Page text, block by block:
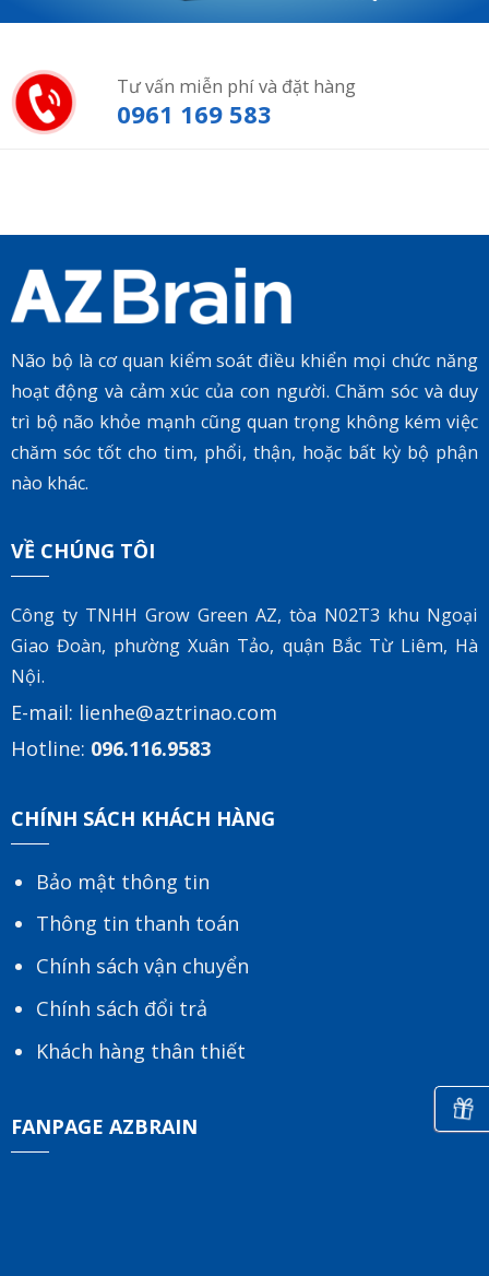
Tư vấn miễn phí và đặt hàng
0961 169 583
Não bộ là cơ quan kiểm soát điều khiển mọi chức năng
hoạt động và cảm xúc của con người. Chăm sóc và duy
trì bộ não khỏe mạnh cũng quan trọng không kém việc
chăm sóc tốt cho tim, phổi, thận, hoặc bất kỳ bộ phận
nào khác.
VỀ CHÚNG TÔI
Công ty TNHH Grow Green AZ, tòa N02T3 khu Ngoại
Giao Đoàn, phường Xuân Tảo, quận Bắc Từ Liêm, Hà
Nội.
E-mail: lienhe@aztrinao.com
Hotline: 096.116.9583
CHÍNH SÁCH KHÁCH HÀNG
Bảo mật thông tin
Thông tin thanh toán
Chính sách vận chuyển
Chính sách đổi trả
Khách hàng thân thiết
FANPAGE AZBRAIN